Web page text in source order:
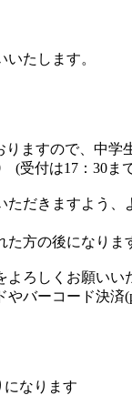
たします。
ますので、中学
(受付は17：30ま
ただきますよう、
方の後になり
ろしくお願いい
バーコード決済
なります